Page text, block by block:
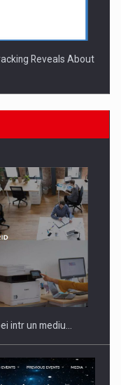
Reveals About
noilor
intr un mediu…